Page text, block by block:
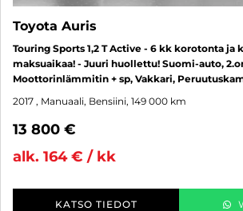
Toyota Auris
Touring Sports 1,2 T Active - 6 kk korotonta ja
maksuaikaa! - Juuri huollettu! Suomi-auto,
Moottorinlämmitin + sp, Vakkari,
2017 , Manuaali, Bensiini, 149 000 km
13 800 €
alk. 164 € / kk
KATSO TIEDOT